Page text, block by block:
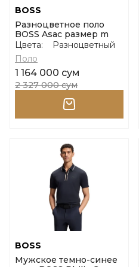
BOSS
Разноцветное поло
BOSS Asac размер m
Цвета:
Разноцветный
Поло
1 164 000 сум
2 327 000 сум
BOSS
Мужское темно-синее